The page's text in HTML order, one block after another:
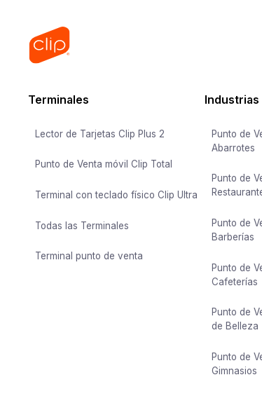
Terminales
Lector de Tarjetas Clip Plus 2
Punto de Venta móvil Clip Total
Terminal con teclado físico Clip Ultra
Todas las Terminales
Terminal punto de venta
Industrias
Punto de
Abarrotes
Punto de
Punto de
Barberías
Punto de
Cafeterías
Punto de
de Belleza
Punto de
Gimnasios